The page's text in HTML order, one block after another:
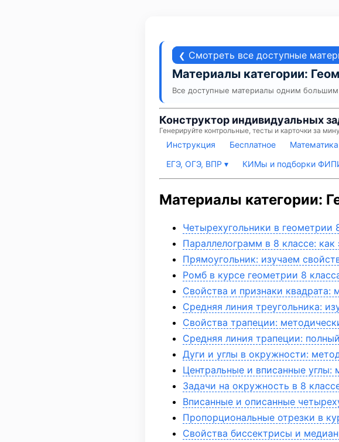
❮ Смотреть все доступные
Материалы категории:
Все доступные материалы одним
Конструктор индивидуальных
Генерируйте контрольные, тесты и карточки за
Инструкция Бесплатное
ЕГЭ, ОГЭ, ВПР ▾
КИМы и подборки
Материалы категории:
Четырехугольники в геометрии
Параллелограмм в 8 классе:
Прямоугольник: изучаем
Ромб в курсе геометрии 8
Свойства и признаки квадрата:
Средняя линия треугольника:
Свойства трапеции:
Средняя линия трапеции:
Дуги и углы в окружности:
Центральные и вписанные углы:
Задачи на окружность в 8
Вписанные и описанные
Пропорциональные отрезки в
Свойства биссектрисы и